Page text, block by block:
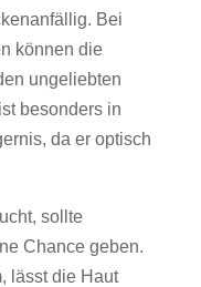
Bei
können die
ungeliebten
besonders in
da er optisch
sollte
Chance geben.
lässt die Haut